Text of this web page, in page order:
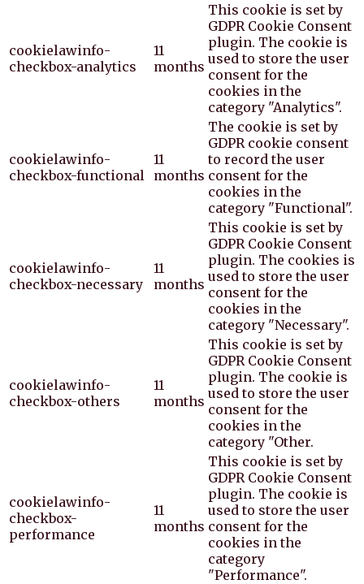
cookielawinfo-
checkbox-analytics
11
months
This cookie is set by
GDPR Cookie Consent
plugin. The cookie is
used to store the user
consent for the
cookies in the
category "Analytics".
cookielawinfo-
checkbox-functional
11
months
The cookie is set by
GDPR cookie consent
to record the user
consent for the
cookies in the
category "Functional".
cookielawinfo-
checkbox-necessary
11
months
This cookie is set by
GDPR Cookie Consent
plugin. The cookies is
used to store the user
consent for the
cookies in the
category "Necessary".
cookielawinfo-
checkbox-others
11
months
This cookie is set by
GDPR Cookie Consent
plugin. The cookie is
used to store the user
consent for the
cookies in the
category "Other.
cookielawinfo-
checkbox-
performance
11
months
This cookie is set by
GDPR Cookie Consent
plugin. The cookie is
used to store the user
consent for the
cookies in the
category
"Performance".